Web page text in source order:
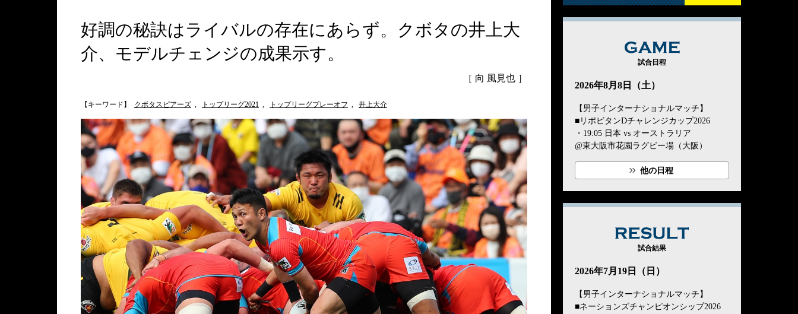
好調の秘訣はライバルの存在にあらず。クボタの井上大
介、モデルチェンジの成果示す。
［ 向 風見也 ］
【キーワード】 クボタスピアーズ , トップリーグ2021 , トップリーグプレーオフ , 井上大介
GAME
試合日程
2026年8月8日（土）
【男子インターナショナルマッチ】
■リポビタンDチャレンジカップ2026
・19:05 日本 vs オーストラリア
@東大阪市花園ラグビー場（大阪）
他の日程
試合結果
2026年7月19日（日）
【男子インターナショナルマッチ】
■ネーションズチャンピオンシップ2026